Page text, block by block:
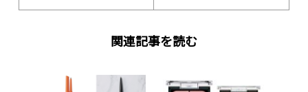
関連記事を読む